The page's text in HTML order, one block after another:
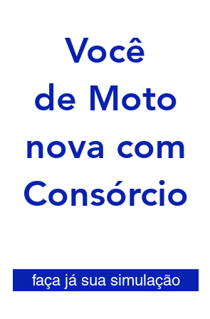
Você
de Moto
nova com
Consórcio
faça já sua simulação